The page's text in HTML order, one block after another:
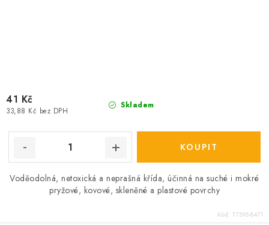
Skladem
33,88 Kč bez DPH
41 Kč
Voděodolná, netoxická a neprašná křída, účinná na suché i mokré
pryžové, kovové, skleněné a plastové povrchy
Kód: TT595-8471